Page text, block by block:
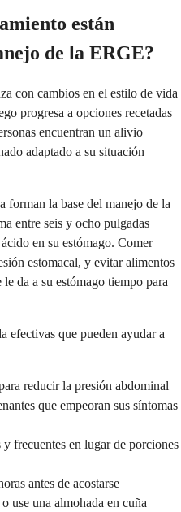
están
de la ERGE?
con cambios en el estilo de vida
progresa a opciones recetadas
encuentran un alivio
adaptado a su situación
forman la base del manejo de la
entre seis y ocho pulgadas
en su estómago. Comer
estomacal, y evitar alimentos
le da a su estómago tiempo para
efectivas que pueden ayudar a
reducir la presión abdominal
que empeoran sus síntomas
frecuentes en lugar de porciones
antes de acostarse
use una almohada en cuña